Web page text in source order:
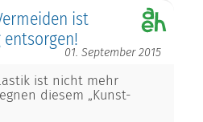
ist
01. September 2015
ist nicht mehr
diesem „Kunst-